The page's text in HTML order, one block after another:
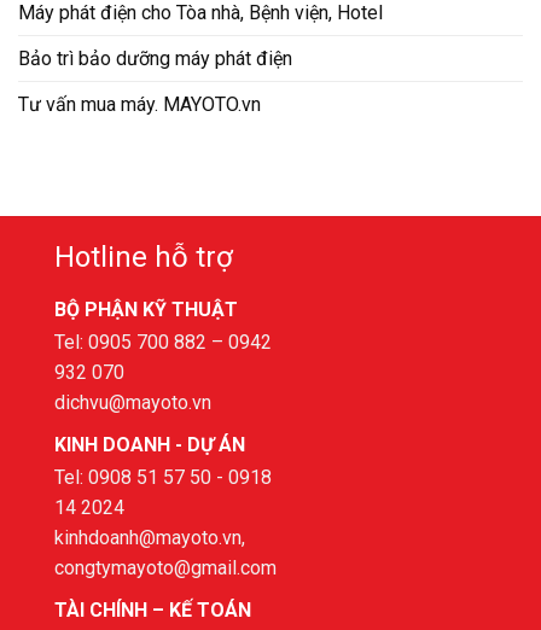
Máy phát điện cho Tòa nhà, Bệnh viện, Hotel
Bảo trì bảo dưỡng máy phát điện
Tư vấn mua máy. MAYOTO.vn
Hotline hỗ trợ
BỘ PHẬN KỸ THUẬT
Tel: 0905 700 882 – 0942
932 070
dichvu@mayoto.vn
KINH DOANH - DỰ ÁN
Tel: 0908 51 57 50 - 0918
14 2024
kinhdoanh@mayoto.vn,
congtymayoto@gmail.com
TÀI CHÍNH – KẾ TOÁN